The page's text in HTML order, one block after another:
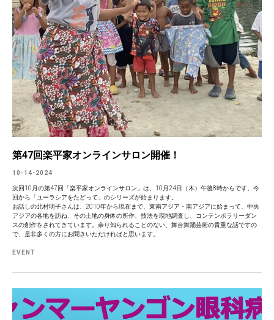
第47回楽平家オンラインサロン開催！
10-14-2024
次回10月の第47回「楽平家オンラインサロン」は、10月24日（木）午後8時からです。今
回から「ユーラシアをたどって」のシリーズが始まります。
お話しの北村明子さんは、2010年から現在まで、東南アジア・南アジアに始まって、中央
アジアの各地を訪ね、その土地の身体の所作、技法を現地調査し、コンテンポラリーダン
スの創作をされてきています。余り知られることのない、舞台舞踊芸術の貴重な話ですの
で、是非多くの方にお聞きいただければと思います。
EVENT